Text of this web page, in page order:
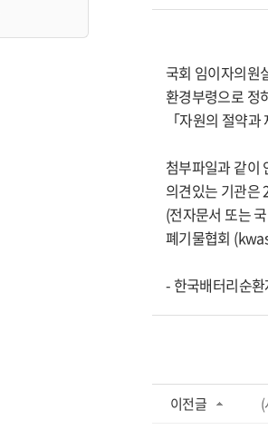
국회 임이자의원
환경부령으로 정
「자원의 절약
첨부파일과 같이
의견있는 기관은
(전자문서 또는
폐기물협회
- 한국배터리순
이전글